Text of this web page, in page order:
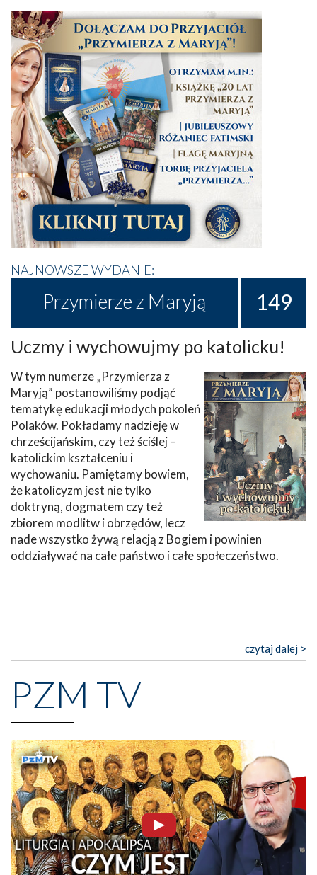
NAJNOWSZE WYDANIE:
Przymierze z Maryją 149
Uczmy i wychowujmy po katolicku!
W tym numerze „Przymierza z
Maryją” postanowiliśmy podjąć
tematykę edukacji młodych pokoleń
Polaków. Pokładamy nadzieję w
chrześcijańskim, czy też ściślej –
katolickim kształceniu i
wychowaniu. Pamiętamy bowiem,
że katolicyzm jest nie tylko
doktryną, dogmatem czy też
zbiorem modlitw i obrzędów, lecz
nade wszystko żywą relacją z Bogiem i powinien
oddziaływać na całe państwo i całe społeczeństwo.
czytaj dalej >
PZM TV